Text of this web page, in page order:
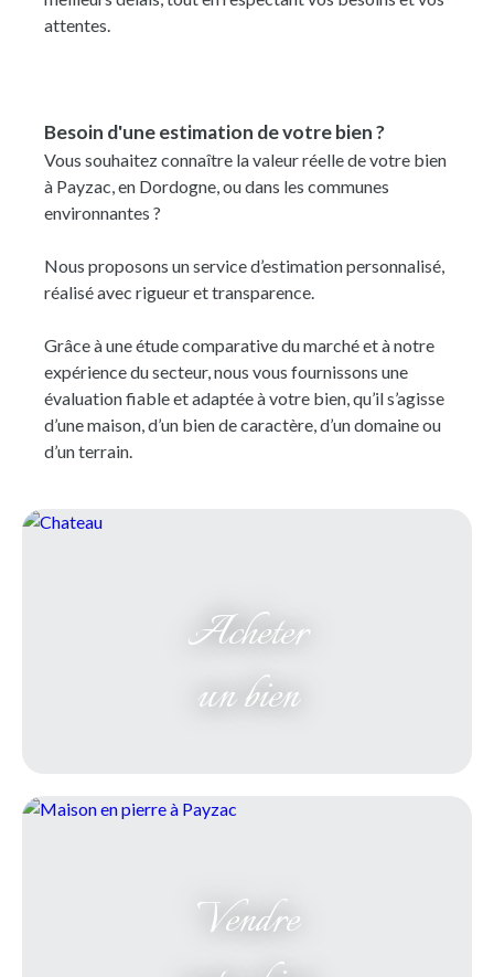
attentes.
Besoin d'une estimation de votre bien ?
Vous souhaitez connaître la valeur réelle de votre bien
à Payzac, en Dordogne, ou dans les communes
environnantes ?
Nous proposons un service d’estimation personnalisé,
réalisé avec rigueur et transparence.
Grâce à une étude comparative du marché et à notre
expérience du secteur, nous vous fournissons une
évaluation fiable et adaptée à votre bien, qu’il s’agisse
d’une maison, d’un bien de caractère, d’un domaine ou
d’un terrain.
Acheter
un bien
Vendre